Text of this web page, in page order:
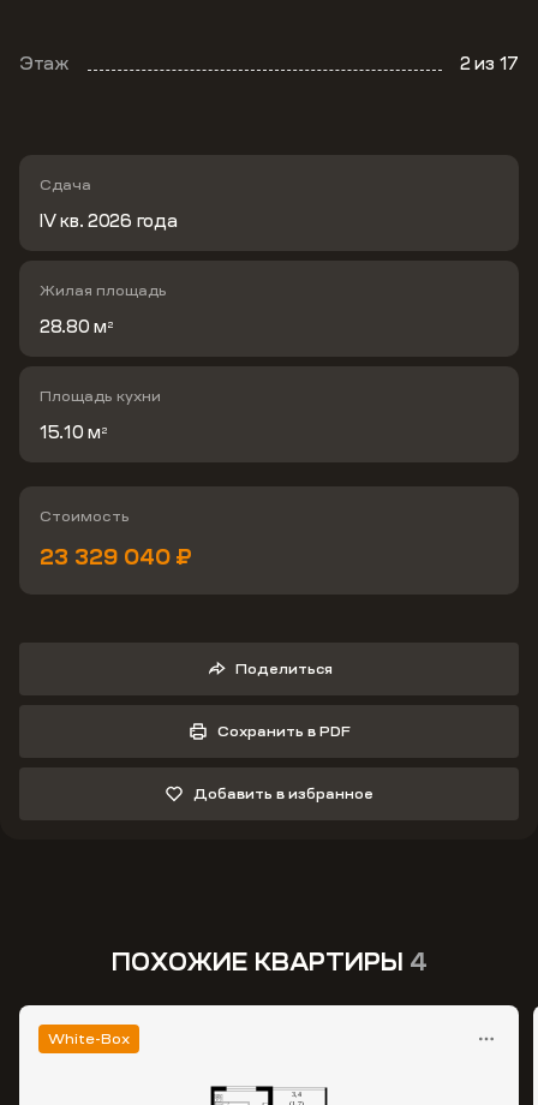
Этаж 2из 17
Сдача
IV кв. 2026 года
Жилая площадь
28.80 м 2
Площадь кухни
15.10 м 2
Стоимость
23 329 040 ₽
Поделиться
Сохранить в PDF
Добавить в избранное
ПОХОЖИЕ КВАРТИРЫ 4
White-Box